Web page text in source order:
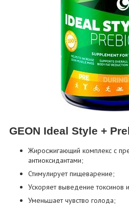
GEON Ideal Style +
Жиросжигающий комплекс с
антиоксидантами;
Стимулирует пищеварение;
Ускоряет выведение токсинов
Уменьшает чувство голода;